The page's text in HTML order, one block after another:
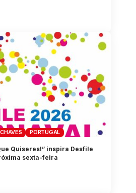
CHAVES PORTUGAL
Quiseres!” inspira Desfile
sexta-feira